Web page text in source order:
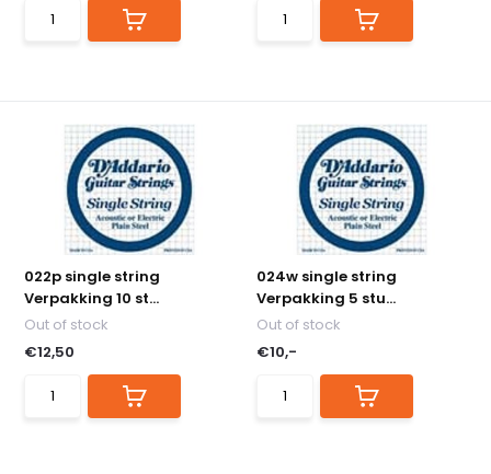
022p single string
Verpakking 10 st...
Out of stock
€12,50
024w single string
Verpakking 5 stu...
Out of stock
€10,-